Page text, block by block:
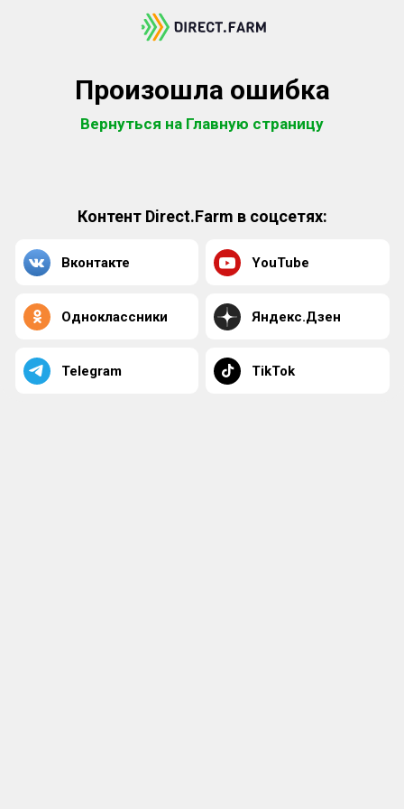
Произошла ошибка
Вернуться на Главную страницу
Контент Direct.Farm в соцсетях:
Вконтакте YouTube
Одноклассники Яндекс.Дзен
Telegram TikTok